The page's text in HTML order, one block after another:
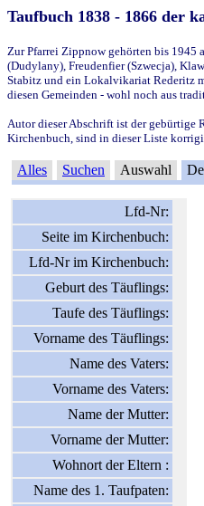
Taufbuch 1838 - 1866 der
Zur Pfarrei Zippnow gehörten bis 1945
(Dudylany), Freudenfier (Szwecja),
Stabitz und ein Lokalvikariat Rederitz
diesen Gemeinden - wohl noch aus
Autor dieser Abschrift ist der gebürtige
Kirchenbuch, sind in dieser Liste
Alles Suchen Auswahl
Lfd-Nr:
Seite im Kirchenbuch:
Lfd-Nr im Kirchenbuch:
Geburt des Täuflings:
Taufe des Täuflings:
Vorname des Täuflings:
Name des Vaters:
Vorname des Vaters:
Name der Mutter:
Vorname der Mutter:
Wohnort der Eltern :
Name des 1. Taufpaten: